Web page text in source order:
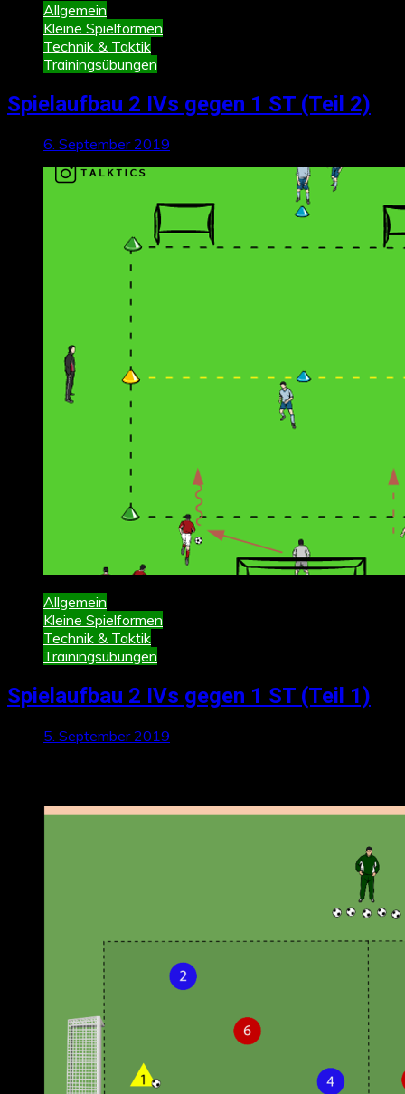
Allgemein
Kleine Spielformen
Technik & Taktik
Trainingsübungen
Spielaufbau 2 IVs gegen 1 ST (Teil 2)
6. September 2019
Allgemein
Kleine Spielformen
Technik & Taktik
Trainingsübungen
Spielaufbau 2 IVs gegen 1 ST (Teil 1)
5. September 2019